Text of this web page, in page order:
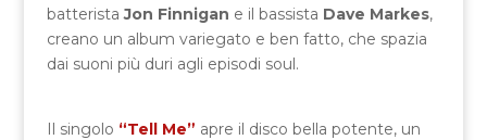
batteristaJon Finnigan e il bassista Dave Markes,
creano un album variegato e ben fatto, che spazia
dai suoni più duri agli episodi soul.
Il singolo “Tell Me” apre il disco bella potente, un